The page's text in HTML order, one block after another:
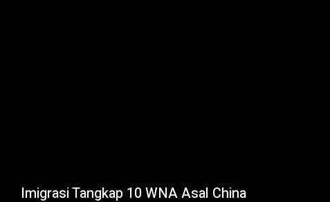
Imigrasi Tangkap 10 WNA Asal China